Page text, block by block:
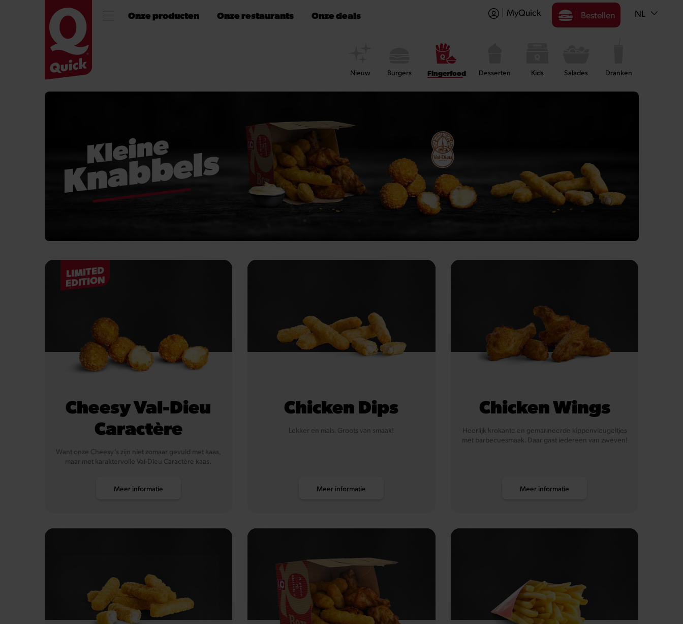
Onze producten Onze restaurants Onze deals MyQuick Bestellen NL
Nieuw Burgers Fingerfood Desserten Kids Salades Dranken
LIMITED
EDITION
Cheesy Val-Dieu
Caractère
Want onze Cheesy’s zijn niet zomaar gevuld met kaas,
maar met karaktervolle Val-Dieu Caractère kaas.
Meer informatie
Chicken Dips
Lekker en mals. Groots van smaak!
Meer informatie
Chicken Wings
Heerlijk krokante en gemarineerde kippenvleugeltjes
met barbecuesmaak. Daar gaat iedereen van zweven!
Meer informatie